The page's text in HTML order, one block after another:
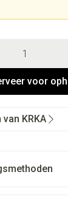
voor
KRKA